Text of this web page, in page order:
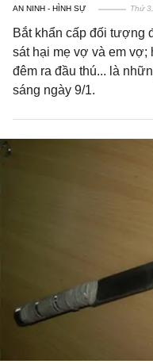
AN NINH - HÌNH SỰ Thứ
Bắt khẩn cấp đối tượng
sát hại mẹ vợ và em vợ;
đêm ra đầu thú... là
sáng ngày 9/1.